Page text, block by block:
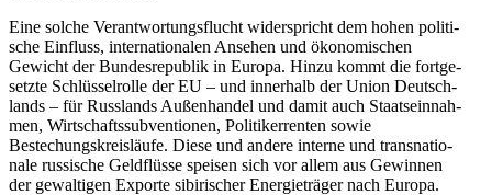
Eine solche Ver­ant­wor­tungs­flucht wider­spricht dem hohen poli­ti­
sche Ein­fluss, inter­na­tio­na­len Ansehen und öko­no­mi­schen
Gewicht der Bun­des­re­pu­blik in Europa. Hinzu kommt die fort­ge­
setzte Schlüs­sel­rolle der EU – und inner­halb der Union Deutsch­
lands – für Russ­lands Außen­han­del und damit auch Staats­ein­nah­
men, Wirt­schafts­sub­ven­tio­nen, Poli­ti­ker­ren­ten sowie
Bestechungs­kreis­läufe. Diese und andere interne und trans­na­tio­
nale rus­si­sche Geld­flüsse speisen sich vor allem aus Gewin­nen
der gewal­ti­gen Exporte sibi­ri­scher Ener­gie­trä­ger nach Europa.